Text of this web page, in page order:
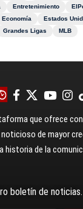
Entretenimiento
Economía Estados
Grandes Ligas MLB
que ofrece
de mayor
historia de la
boletín de noticias.